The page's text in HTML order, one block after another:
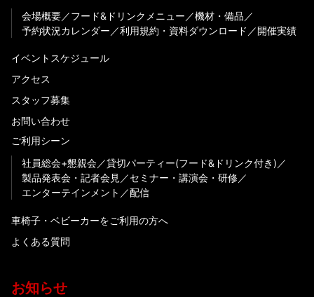
会場概要
フード&ドリンクメニュー
機材・備品
予約状況カレンダー
利用規約・資料ダウンロード 開催実績
イベントスケジュール
アクセス
スタッフ募集
お問い合わせ
ご利用シーン
社員総会+懇親会
貸切パーティー(フード&ドリンク付き)
製品発表会・記者会見
セミナー・講演会・研修
エンターテインメント
配信
車椅子・ベビーカーをご利用の方へ
よくある質問
お知らせ